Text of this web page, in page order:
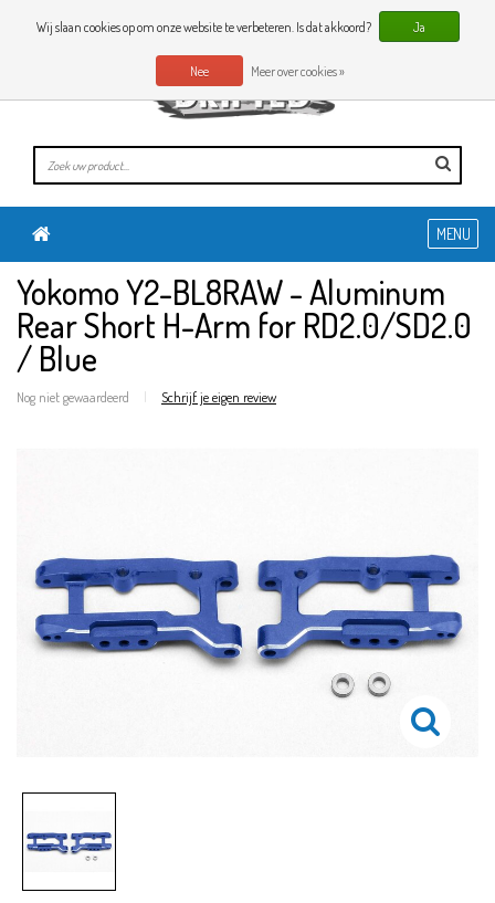
0 Artikelen
NL
MENU
Yokomo Y2-BL8RAW - Aluminum
Rear Short H-Arm for RD2.0/SD2.0
/ Blue
Nog niet gewaardeerd | Schrijf je eigen review
Wij slaan cookies op om onze website te verbeteren. Is dat akkoord? Ja
Nee Meer over cookies »